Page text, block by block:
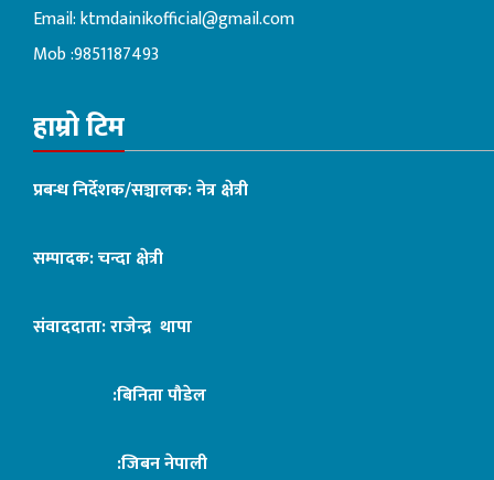
Email:ktmdainikofficial@gmail.com
Mob :9851187493
हाम्रो टिम
प्रबन्ध निर्देशक/सञ्चालक: नेत्र क्षेत्री
सम्पादक: चन्दा क्षेत्री
संवाददाता: राजेन्द्र थापा
:बिनिता पौडेल
:जिबन नेपाली